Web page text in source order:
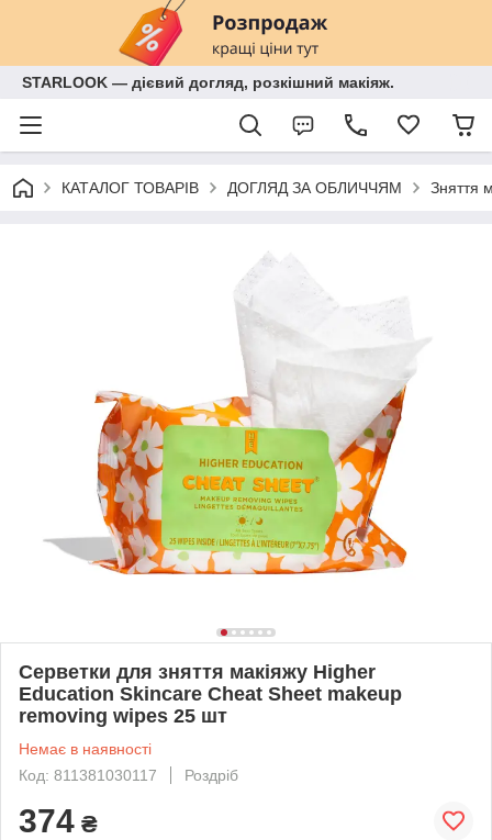
STARLOOK — дієвий догляд, розкішний макіяж.
КАТАЛОГ ТОВАРІВ ДОГЛЯД ЗА ОБЛИЧЧЯМ Зняття
Серветки для зняття макіяжу Higher
Education Skincare Cheat Sheet makeup
removing wipes 25 шт
Немає в наявності
Код: 811381030117
Роздріб
374 ₴